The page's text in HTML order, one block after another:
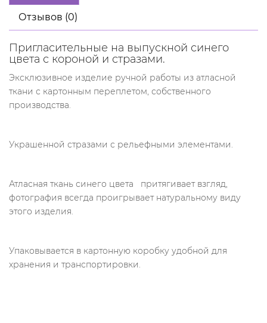
Отзывов (0)
Пригласительные на выпускной синего
цвета с короной и стразами.
Эксклюзивное изделие ручной работы из атласной
ткани с картонным переплетом, собственного
производства.
Украшенной стразами с рельефными элементами.
Атласная ткань синего цвета притягивает взгляд,
фотография всегда проигрывает натуральному виду
этого изделия.
Упаковывается в картонную коробку удобной для
хранения и транспортировки.